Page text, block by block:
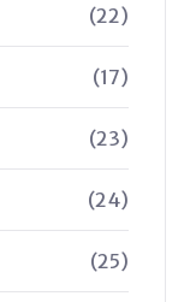
(22)
(17)
(23)
(24)
(25)